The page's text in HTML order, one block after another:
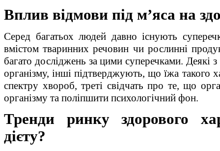
Вплив відмови під м’яса на
Серед багатьох людей давно існують
вмістом тваринних речовин чи рослинні
багато досліджень за цими суперечками. Деякі
організму, інші підтверджують, що їжа такого
спектру хвороб, треті свідчать про те, що
організму та поліпшити психологічний фон.
Тренди ринку здорового
дієту?